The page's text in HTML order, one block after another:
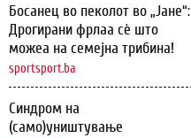
Босанец во пеколот во „Јане“:
Дрогирани фрлаа сѐ што
можеа на семејна трибина!
sportsport.ba
Синдром на
(само)уништување